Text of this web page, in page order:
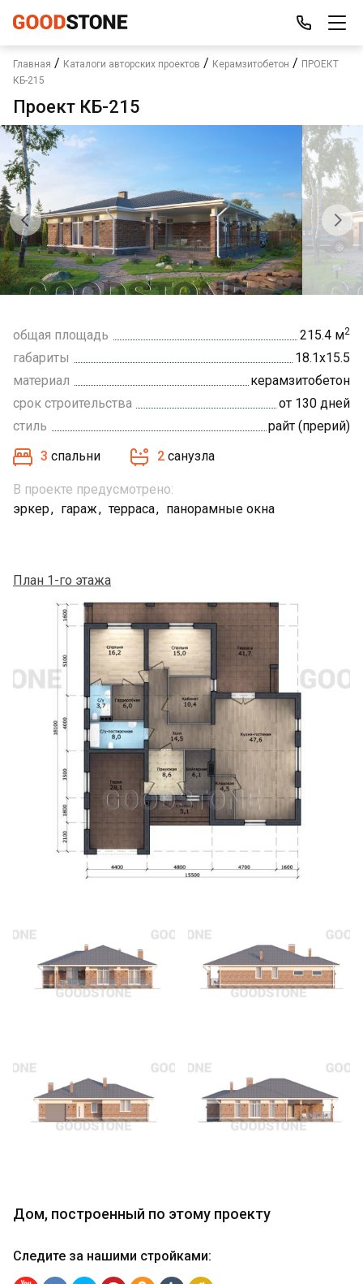
Главная / Каталоги авторских проектов / Керамзитобетон / ПРОЕКТ
КБ-215
Проект КБ-215
общая площадь 215.4 м2
габариты
18.1х15.5
материал
керамзитобетон
срок строительства
от 130 дней
стиль
райт (прерий)
3 спальни 2 санузла
В проекте предусмотрено:
эркер
гараж терраса панорамные окна
План 1-го этажа
Дом, построенный по этому проекту
Следите за нашими стройками: